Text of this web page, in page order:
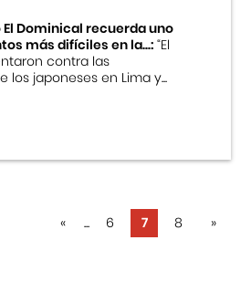
Dominical recuerda uno
más difíciles en la...:“El
contra las
los japoneses en Lima y...
« ... 6 7 8 »